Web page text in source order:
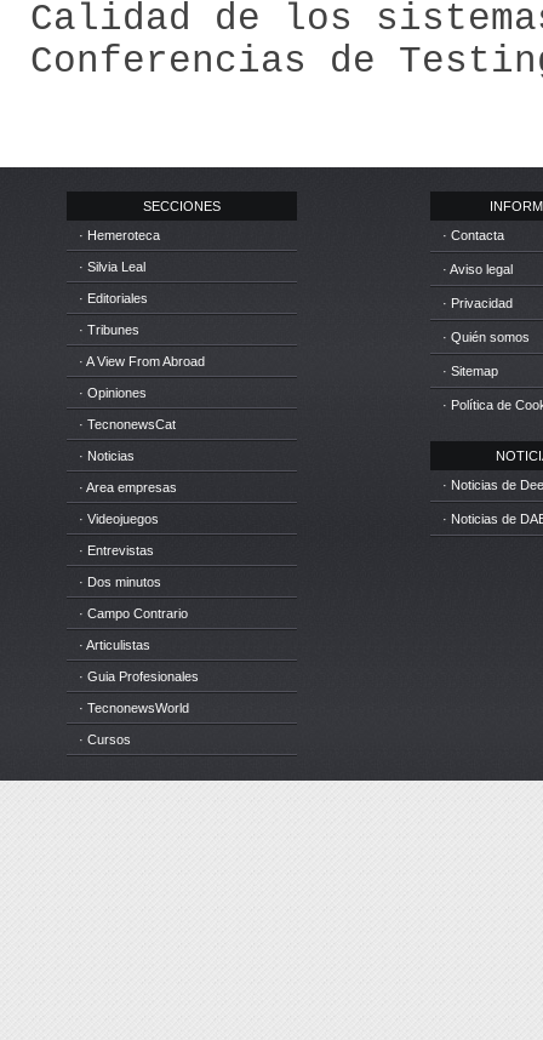
Calidad de los
Conferencias de
SECCIONES
· Hemeroteca
· Silvia Leal
· Editoriales
· Tribunes
· A View From Abroad
· Opiniones
· TecnonewsCat
· Noticias
· Area empresas
· Videojuegos
· Entrevistas
· Dos minutos
· Campo Contrario
· Articulistas
· Guia Profesionales
· TecnonewsWorld
· Cursos
· Contacta
· Aviso legal
· Privacidad
· Quién somos
· Sitemap
· Política de
· Noticias de
· Noticias de